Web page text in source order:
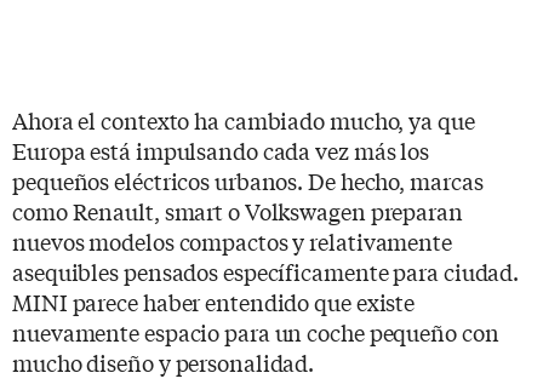
Ahora el contexto ha cambiado mucho, ya que
Europa está impulsando cada vez más los
pequeños eléctricos urbanos. De hecho, marcas
como Renault, smart o Volkswagen preparan
nuevos modelos compactos y relativamente
asequibles pensados específicamente para ciudad.
MINI parece haber entendido que existe
nuevamente espacio para un coche pequeño con
mucho diseño y personalidad.